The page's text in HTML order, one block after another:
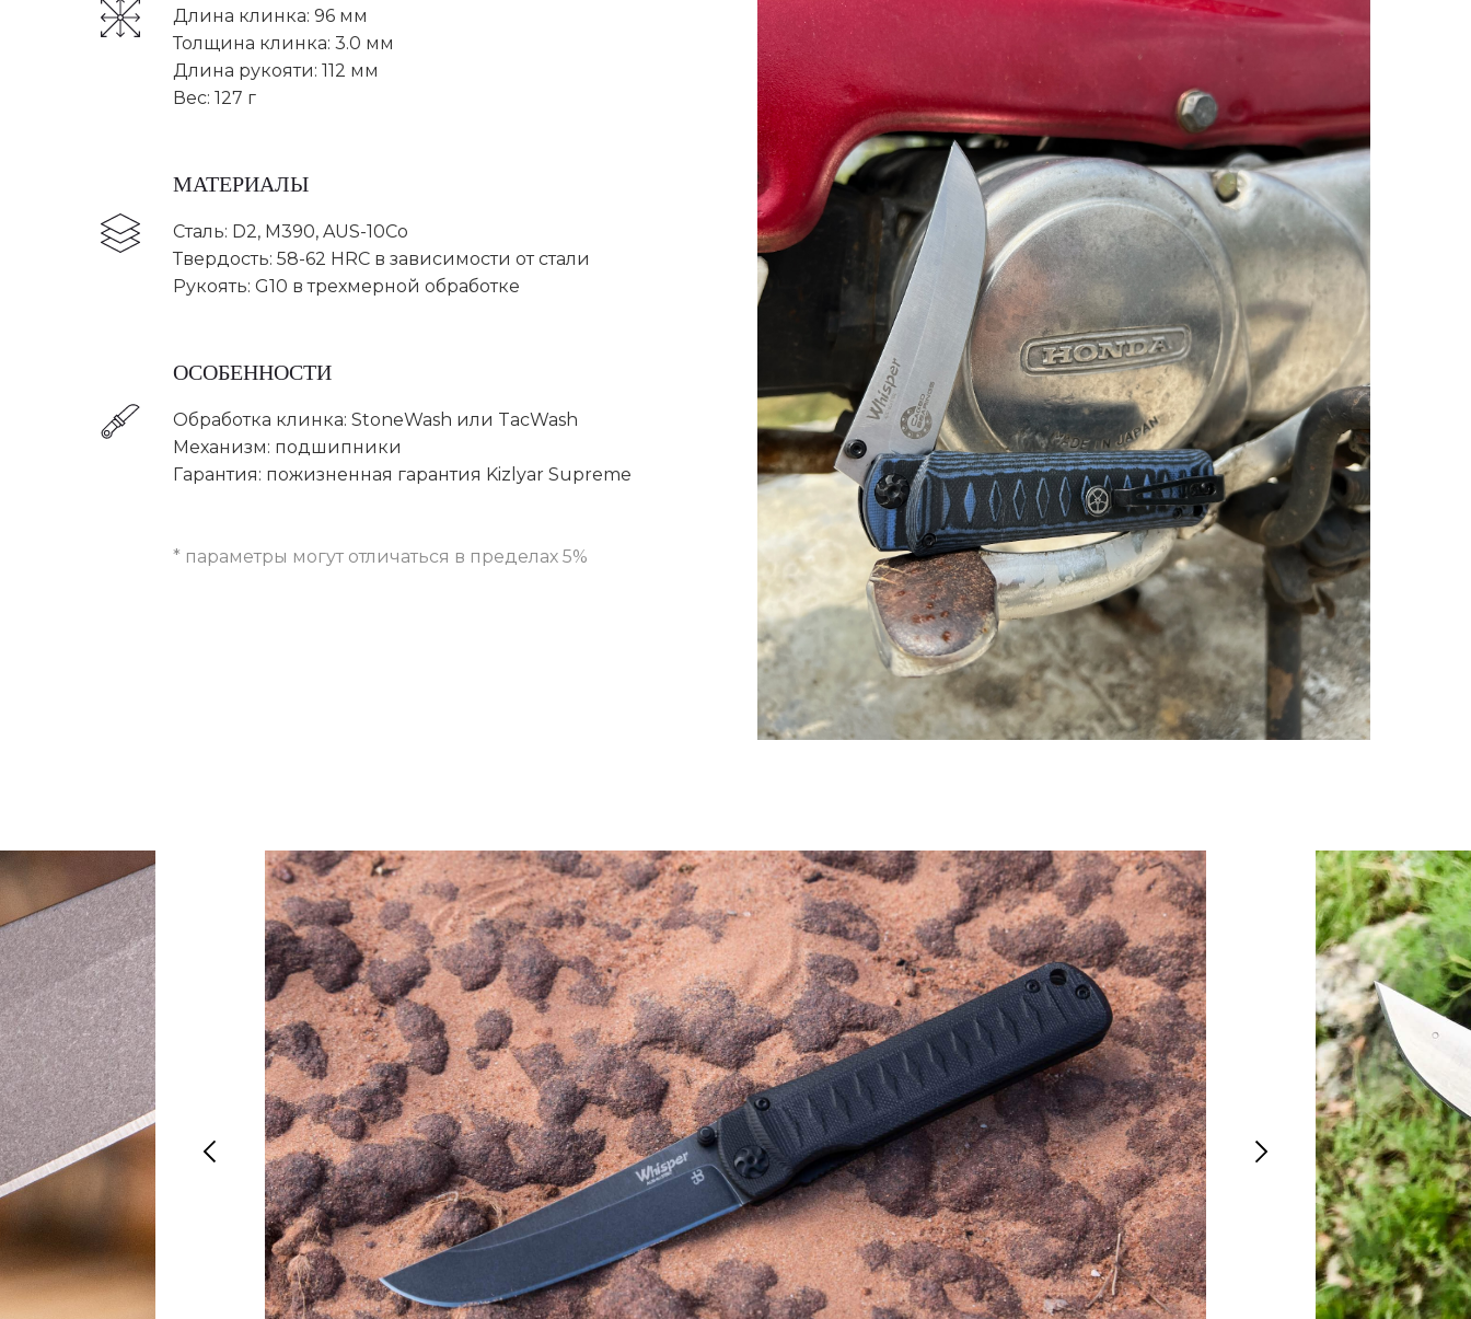
Длина клинка: 96 мм
Толщина клинка: 3.0 мм
Длина рукояти: 112 мм
Вес: 127 г
МАТЕРИАЛЫ
Сталь: D2, M390, AUS-10Co
Твердость: 58-62 HRC в зависимости от стали
Рукоять: G10 в трехмерной обработке
ОСОБЕННОСТИ
Обработка клинка: StoneWash или TacWash
Механизм: подшипники
Гарантия: пожизненная гарантия Kizlyar Supreme
* параметры могут отличаться в пределах 5%